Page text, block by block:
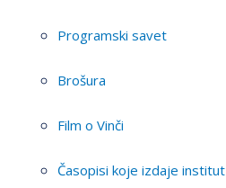
Programski savet
Brošura
Film o Vinči
Časopisi koje izdaje institut